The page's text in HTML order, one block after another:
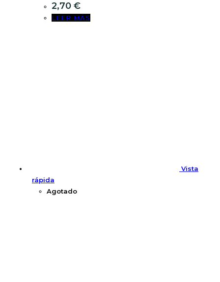
2,70 €
LEER MÁS
Vista
rápida
Agotado